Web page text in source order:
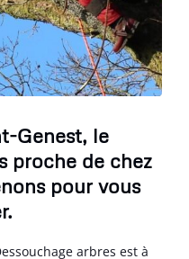
Genest, le
proche de chez
pour vous
arbres est à